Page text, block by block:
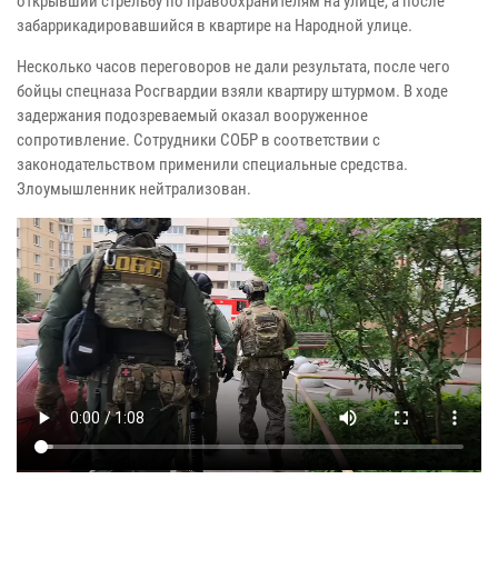
забаррикадировавшийся в квартире на Народной улице.
Несколько часов переговоров не дали результата, после чего
бойцы спецназа Росгвардии взяли квартиру штурмом. В ходе
задержания подозреваемый оказал вооруженное
сопротивление. Сотрудники СОБР в соответствии с
законодательством применили специальные средства.
Злоумышленник нейтрализован.